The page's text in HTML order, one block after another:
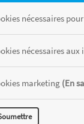
nécessaires
nécessaires
marketing (En
stocks disponibles de